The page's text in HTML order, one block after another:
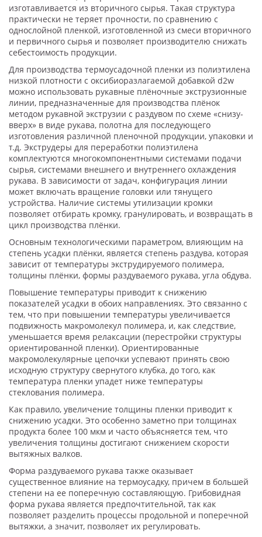
изготавливается из вторичного сырья. Такая структура
практически не теряет прочности, по сравнению с
однослойной пленкой, изготовленной из смеси вторичного
и первичного сырья и позволяет производителю снижать
себестоимость продукции.
Для производства термоусадочной пленки из полиэтилена
низкой плотности с оксибиоразлагаемой добавкой d2w
можно использовать рукавные плёночные экструзионные
линии, предназначенные для производства плёнок
методом рукавной экструзии с раздувом по схеме «снизу-
вверх» в виде рукава, полотна для последующего
изготовления различной пленочной продукции, упаковки и
т.д. Экструдеры для переработки полиэтилена
комплектуются многокомпонентными системами подачи
сырья, системами внешнего и внутреннего охлаждения
рукава. В зависимости от задач, конфигурация линии
может включать вращение головки или тянущего
устройства. Наличие системы утилизации кромки
позволяет отбирать кромку, гранулировать, и возвращать в
цикл производства плёнки.
Основным технологическими параметром, влияющим на
степень усадки плёнки, является степень раздува, которая
зависит от температуры экструдируемого полимера,
толщины плёнки, формы раздуваемого рукава, угла обдува.
Повышение температуры приводит к снижению
показателей усадки в обоих направлениях. Это связанно с
тем, что при повышении температуры увеличивается
подвижность макромолекул полимера, и, как следствие,
уменьшается время релаксации (перестройки структуры
ориентированной пленки). Ориентированные
макромолекулярные цепочки успевают принять свою
исходную структуру свернутого клубка, до того, как
температура пленки упадет ниже температуры
стеклования полимера.
Как правило, увеличение толщины пленки приводит к
снижению усадки. Это особенно заметно при толщинах
продукта более 100 мкм и часто объясняется тем, что
увеличения толщины достигают снижением скорости
вытяжных валков.
Форма раздуваемого рукава также оказывает
существенное влияние на термоусадку, причем в большей
степени на ее поперечную составляющую. Грибовидная
форма рукава является предпочтительной, так как
позволяет разделить процессы продольной и поперечной
вытяжки, а значит, позволяет их регулировать.